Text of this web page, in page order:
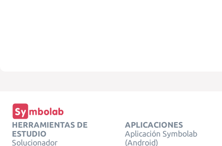
HERRAMIENTAS DE
ESTUDIO
Solucionador
APLICACIONES
Aplicación Symbolab
(Android)